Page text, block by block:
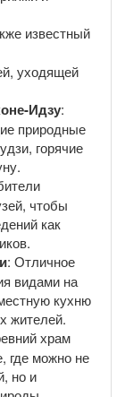
известный
уходящей
Идзу:
природные
горячие
чтобы
как
: Отличное
видами на
кухню
жителей.
храм
где можно не
но и